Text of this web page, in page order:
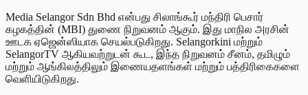
Media Selangor Sdn Bhd என்பது சிலாங்கூர் மந்திரி பெசார்
கழகத்தின் (MBI) துணை நிறுவனம் ஆகும். இது மாநில அரசின்
ஊடக ஏஜென்ஸியாக செயல்படுகிறது. Selangorkini மற்றும்
SelangorTV ஆகியவற்றுடன் கூட, இந்த நிறுவனம் சீனம், தமிழும்
மற்றும் ஆங்கிலத்திலும் இணையதளங்கள் மற்றும் பத்திரிகைகளை
வெளியிடுகிறது.